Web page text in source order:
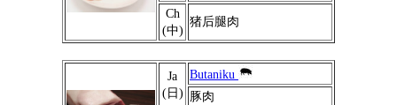
Ch
(中)
猪后腿肉
Ja
(日)
Butaniku
豚肉